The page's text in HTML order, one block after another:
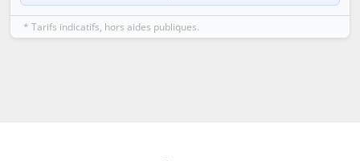
* Tarifs indicatifs, hors aides publiques.